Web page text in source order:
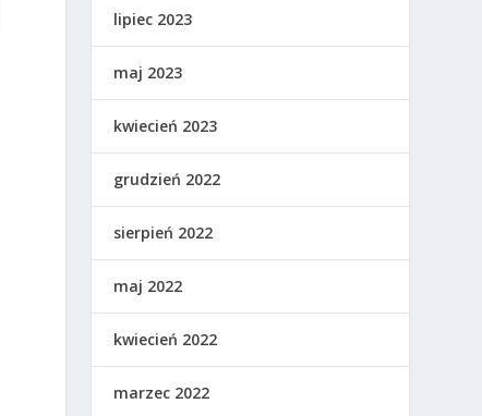
lipiec 2023
maj 2023
kwiecień 2023
grudzień 2022
sierpień 2022
maj 2022
kwiecień 2022
marzec 2022